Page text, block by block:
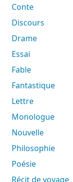
Conte
Discours
Drame
Essai
Fable
Fantastique
Lettre
Monologue
Nouvelle
Philosophie
Poésie
Récit de voyage